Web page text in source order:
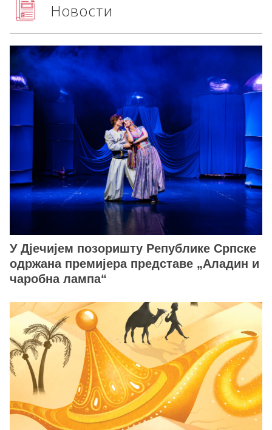
Новости
У Дјечијем позоришту Републике Српске
одржана премијера представе „Аладин и
чаробна лампа“